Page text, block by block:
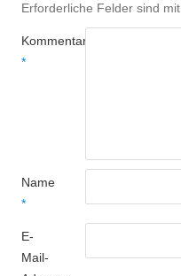
Erforderliche Felder sind mit
Kommentar
*
Name
*
E-
Mail-